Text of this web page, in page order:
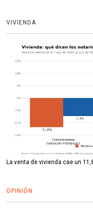
VIVIENDA
La venta de vivienda cae un
OPINIÓN